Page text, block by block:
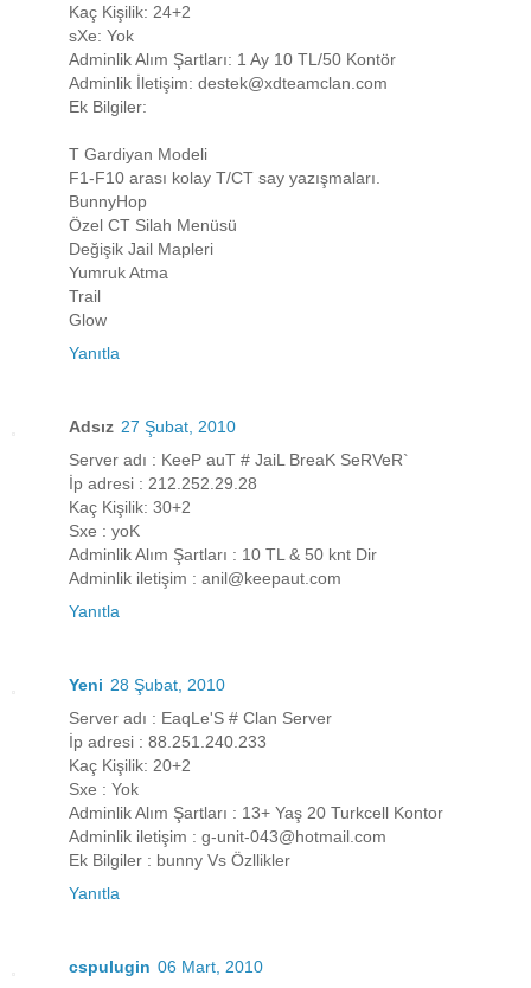
Kaç Kişilik: 24+2
sXe: Yok
Adminlik Alım Şartları: 1 Ay 10 TL/50 Kontör
Adminlik İletişim: destek@xdteamclan.com
Ek Bilgiler:
T Gardiyan Modeli
F1-F10 arası kolay T/CT say yazışmaları.
BunnyHop
Özel CT Silah Menüsü
Değişik Jail Mapleri
Yumruk Atma
Trail
Glow
Yanıtla
Adsız 27 Şubat, 2010
Server adı : KeeP auT # JaiL BreaK SeRVeR`
İp adresi : 212.252.29.28
Kaç Kişilik: 30+2
Sxe : yoK
Adminlik Alım Şartları : 10 TL & 50 knt Dir
Adminlik iletişim : anil@keepaut.com
Yanıtla
Yeni 28 Şubat, 2010
Server adı : EaqLe'S # Clan Server
İp adresi : 88.251.240.233
Kaç Kişilik: 20+2
Sxe : Yok
Adminlik Alım Şartları : 13+ Yaş 20 Turkcell Kontor
Adminlik iletişim : g-unit-043@hotmail.com
Ek Bilgiler : bunny Vs Özllikler
Yanıtla
cspulugin 06 Mart, 2010